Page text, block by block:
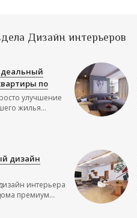
Дизайн интерьеров
по
улучшение
жилья...
дизайн
интерьера
премиум...